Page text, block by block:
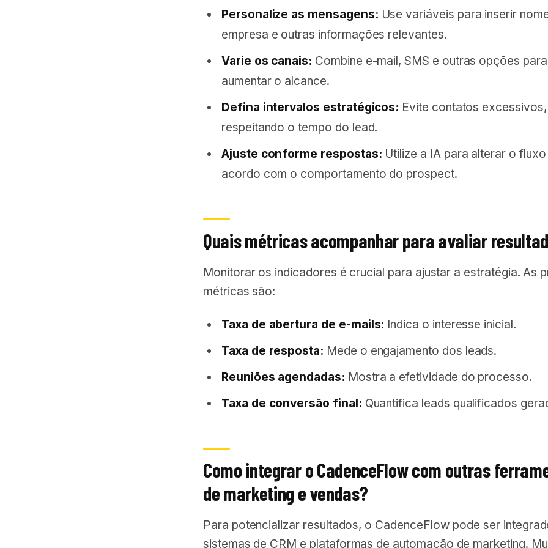
Personalize as mensagens: Use variáveis para inserir
empresa e outras informações relevantes.
Varie os canais: Combine e-mail, SMS e outras opções para
aumentar o alcance.
Defina intervalos estratégicos: Evite contatos excessivos,
respeitando o tempo do lead.
Ajuste conforme respostas: Utilize a IA para alterar o fluxo
acordo com o comportamento do prospect.
Quais métricas acompanhar para avaliar
Monitorar os indicadores é crucial para ajustar a estratégia. As
métricas são:
Taxa de abertura de e-mails: Indica o interesse inicial.
Taxa de resposta: Mede o engajamento dos leads.
Reuniões agendadas: Mostra a efetividade do processo.
Taxa de conversão final: Quantifica leads qualificados
Como integrar o CadenceFlow com outras
de marketing e vendas?
Para potencializar resultados, o CadenceFlow pode ser
sistemas de CRM e plataformas de automação de marketing.